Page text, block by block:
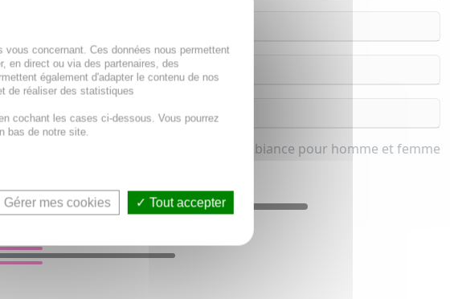
Parfum d'ambiance pour homme et femme
concernant. Ces données nous permettent
en direct ou via des partenaires, des
également d'adapter le contenu de nos
de réaliser des statistiques
cochant les cases ci-dessous. Vous pourrez
bas de notre site.
Gérer mes cookies Tout accepter